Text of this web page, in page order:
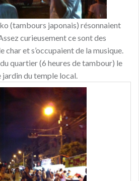
(tambours japonais) résonnaient
curieusement ce sont des
char et s’occupaient de la musique.
quartier (6 heures de tambour) le
jardin du temple local.